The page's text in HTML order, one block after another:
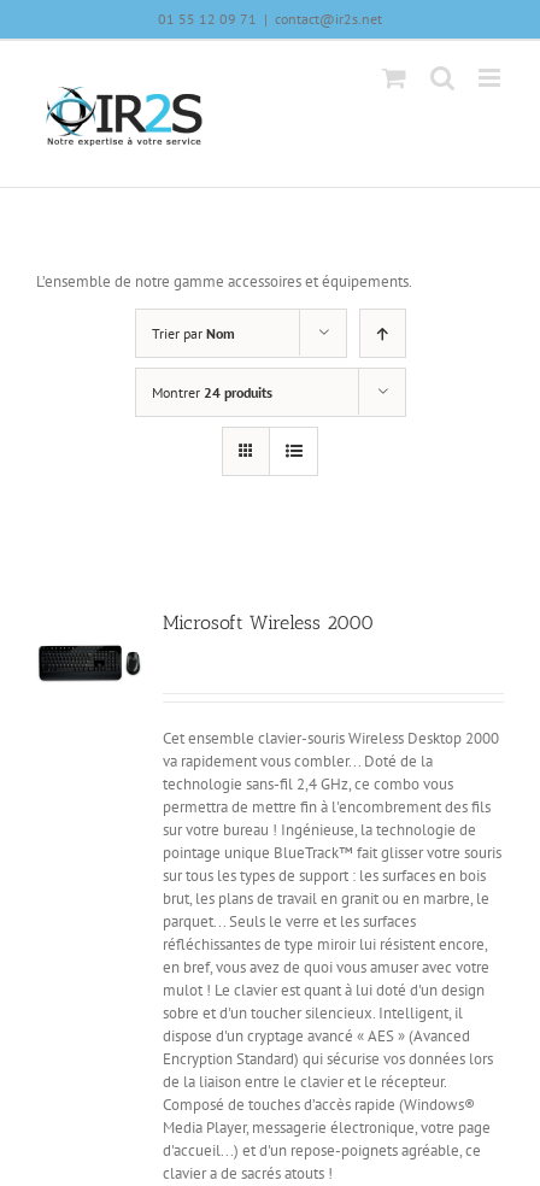
01 55 12 09 71 | contact@ir2s.net
L’ensemble de notre gamme accessoires et équipements.
Trier par Nom
Montrer 24 produits
Microsoft Wireless 2000
Cet ensemble clavier-souris Wireless Desktop 2000
va rapidement vous combler... Doté de la
technologie sans-fil 2,4 GHz, ce combo vous
permettra de mettre fin à l'encombrement des fils
sur votre bureau ! Ingénieuse, la technologie de
pointage unique BlueTrack™ fait glisser votre souris
sur tous les types de support : les surfaces en bois
brut, les plans de travail en granit ou en marbre, le
parquet... Seuls le verre et les surfaces
réfléchissantes de type miroir lui résistent encore,
en bref, vous avez de quoi vous amuser avec votre
mulot ! Le clavier est quant à lui doté d'un design
sobre et d'un toucher silencieux. Intelligent, il
dispose d'un cryptage avancé « AES » (Avanced
Encryption Standard) qui sécurise vos données lors
de la liaison entre le clavier et le récepteur.
Composé de touches d’accès rapide (Windows®
Media Player, messagerie électronique, votre page
d'accueil...) et d'un repose-poignets agréable, ce
clavier a de sacrés atouts !